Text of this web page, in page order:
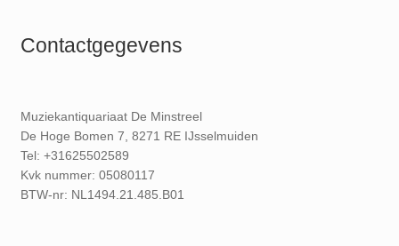
Contactgegevens
Muziekantiquariaat De Minstreel
De Hoge Bomen 7, 8271 RE IJsselmuiden
Tel: +31625502589
Kvk nummer: 05080117
BTW-nr: NL1494.21.485.B01